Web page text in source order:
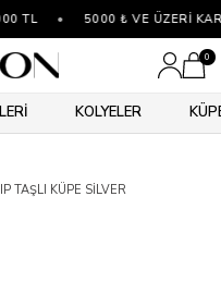
TL 5000 ₺ VE ÜZERİ
0
KOLYELER
TAŞLI KÜPE SILVER